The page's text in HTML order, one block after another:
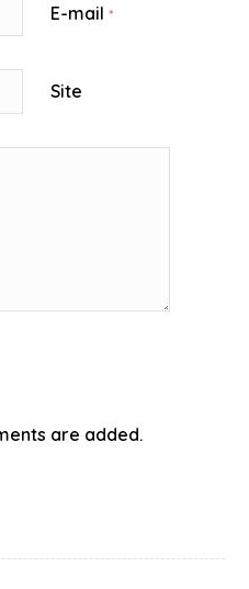
E-mail*
Site
are added.